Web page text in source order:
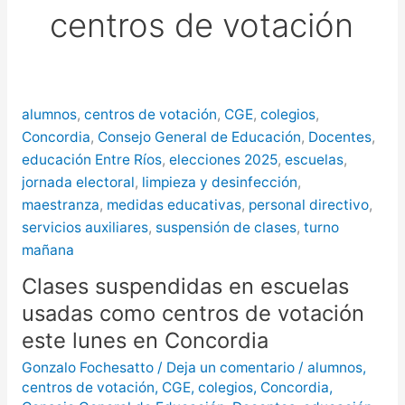
puntos de Concordia La
Concordia
centros de votación
alumnos, centros de votación, CGE, colegios,
Concordia, Consejo General de Educación, Docentes,
educación Entre Ríos, elecciones 2025, escuelas,
jornada electoral, limpieza y desinfección,
maestranza, medidas educativas, personal directivo,
servicios auxiliares, suspensión de clases, turno
mañana
Clases suspendidas en escuelas
usadas como centros de votación
este lunes en Concordia
Gonzalo Fochesatto / Deja un comentario / alumnos,
centros de votación, CGE, colegios, Concordia,